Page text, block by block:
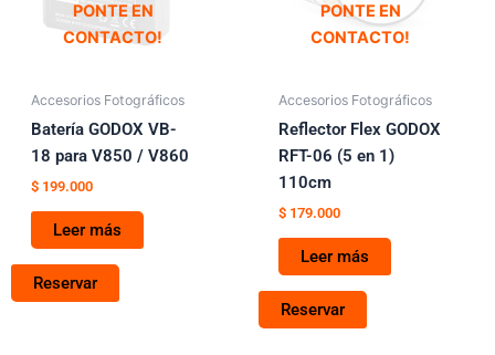
PONTE EN
CONTACTO!
Accesorios Fotográficos
Batería GODOX VB-
18 para V850 / V860
$199.000
Leer más
Reservar
PONTE EN
CONTACTO!
Accesorios Fotográficos
Reflector Flex GODOX
RFT-06 (5 en 1)
110cm
$179.000
Leer más
Reservar